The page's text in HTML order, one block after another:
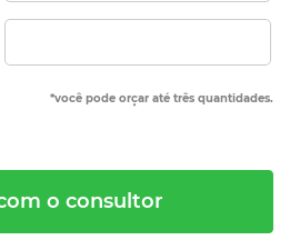
*você pode orçar até três quantidades.
o consultor